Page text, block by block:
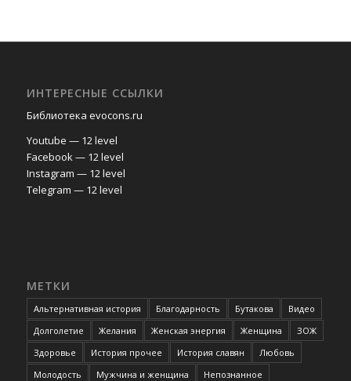
ИНТЕРЕСНЫЕ ССЫЛКИ
Библиотека evocons.ru
Youtube — 12 level
Facebook — 12 level
Instagram — 12 level
Telegram — 12 level
МЕТКИ
Альтернативная история Благодарность Бутакова
Видео
Долголетие
Желания Женская энергия Женщина
ЗОЖ
Здоровье
История прочее История славян
Любовь
Молодость
Мужчина и женщина Непознанное